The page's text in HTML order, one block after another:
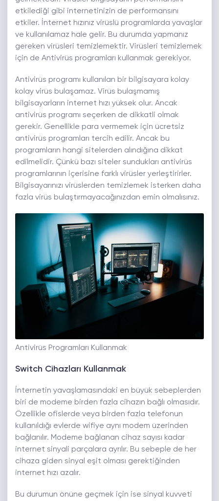
etkilediği gibi internetinizin de performansını
etkiler. İnternet hızınız virüslü programlarda yavaşlar
ve kullanılamaz hale gelir. Bu durumda yapmanız
gereken virüsleri temizlemektir. Virüsleri temizlemek
için de Antivirüs programları kullanmak gerekiyor.
Antivirüs programı kullanılan bir bilgisayara kolay
kolay virüs bulaşamaz. Virüs bulaşmamış
bilgisayarların internet hızı yüksek olur. Ancak
antivirüs programı seçerken de dikkatli olmak
gerekir. Genellikle para vermemek için ücretsiz
antivirüs programları tercih edilir. Ancak bu
programların hangi sitelerden alındığına dikkat
edilmelidir. Çünkü bazı siteler sundukları antivirüs
programlarının içerisine farklı virüsler yerleştirirler.
Bilgisayarınızı virüslerden temizlemek isterken daha
fazla virüs bulaştırmayacağınızdan emin olmalısınız.
Antivirüs Programları Kullanmak
Switch Cihazları Kullanmak
İnternetin yavaşlamasındaki en büyük sebeplerden
biri de modeme birden fazla cihazın bağlı olmasıdır.
Özellikle ofislerde veya birden fazla telefonun
kullanıldığı evlerde wifiye aynı modem üzerinden
bağlanılır. Modeme bağlanan cihaz sayısı kadar
internet sinyali parçalara ayrılır. Bu sebeple de her
cihaza giden sinyal eşit olması gerektiğinden
internet hızı azalır.
Bu durumun önüne geçmek için ise sinyal kuvveti